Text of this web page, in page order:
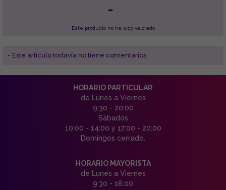
-
Este producto no ha sido valorado
- Este articulo todavía no tiene comentarios.
HORARIO PARTICULAR
de Lunes a Viernes
9:30 - 20:00
Sábados
10:00 - 14:00 y 17:00 - 20:00
Domingos cerrado.
HORARIO MAYORISTA
de Lunes a Viernes
9:30 - 18:00